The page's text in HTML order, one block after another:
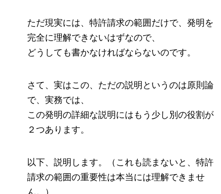
ただ現実には、特許請求の範囲だけで、発明を
完全に理解できないはずなので、
どうしても書かなければならないのです。
さて、実はこの、ただの説明というのは原則論
で、実務では、
この発明の詳細な説明にはもう少し別の役割が
２つあります。
以下、説明します。（これも読まないと、特許
請求の範囲の重要性は本当には理解できませ